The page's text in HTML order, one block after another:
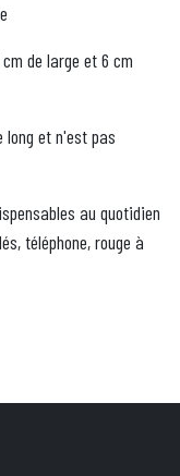
de large et 6 cm
long et n'est pas
au quotidien
téléphone, rouge à